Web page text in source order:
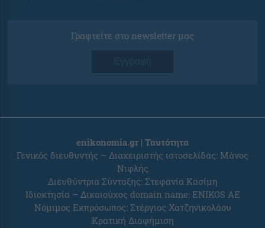
Γραφτείτε στο newsletter μας
Εγγραφή
enikonomia.gr | Ταυτότητα
Γενικός διευθυντής – Διαχειριστής ιστοσελίδας: Μάνος
Νιφλής
Διευθύντρια Σύνταξης: Στεφανία Κασίμη
Ιδιοκτησία – Δικαιούχος domain name: ENIKOS AE
Νόμιμος Εκπρόσωπος: Στέργιος Χατζηνικολάου
Κρατική Διαφήμιση